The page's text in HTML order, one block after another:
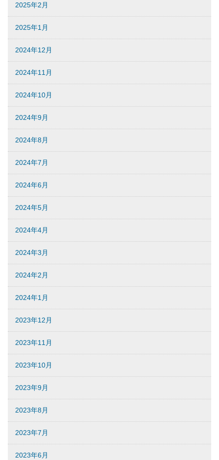
2025年2月
2025年1月
2024年12月
2024年11月
2024年10月
2024年9月
2024年8月
2024年7月
2024年6月
2024年5月
2024年4月
2024年3月
2024年2月
2024年1月
2023年12月
2023年11月
2023年10月
2023年9月
2023年8月
2023年7月
2023年6月